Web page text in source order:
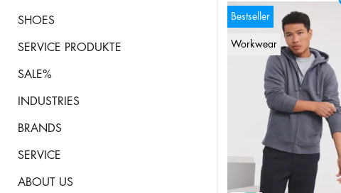
SHOES
SERVICE PRODUKTE
SALE%
INDUSTRIES
BRANDS
SERVICE
ABOUT US
Bestseller
Workwear